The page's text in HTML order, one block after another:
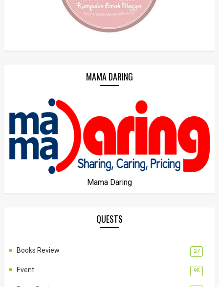
MAMA DARING
Mama Daring
QUESTS
Books Review 27
Event 95